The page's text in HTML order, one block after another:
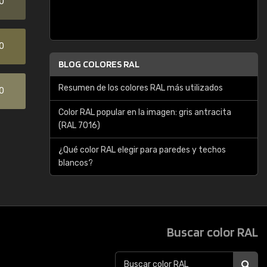
BLOG COLORES RAL
Resumen de los colores RAL más utilizados
Color RAL popular en la imagen: gris antracita
(RAL 7016)
¿Qué color RAL elegir para paredes y techos
blancos?
Buscar color RAL